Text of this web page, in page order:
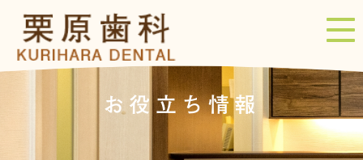
お役立ち情報